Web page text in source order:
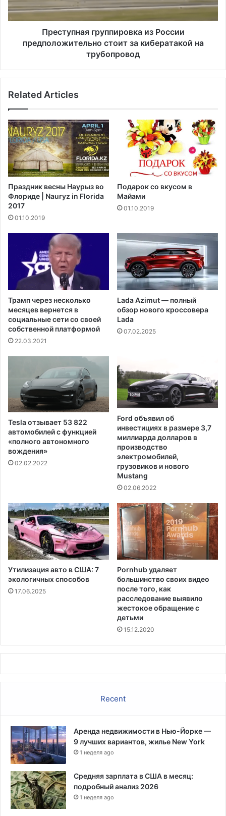
и
к
а
д
и
н
и
с
т
р
а
ц
и
ю
Б
а
т
,
т
а
з
а
с
т
а
в
Н
а
ц
и
о
н
а
л
ь
в
а
д
о
б
и
р
а
т
ь
м
у
н
а
и
в
к
а
и
з
Р
о
с
с
и
и
о
о
ж
и
о
с
т
о
и
т
з
б
е
р
а
т
а
к
о
й
у
б
д
Преступная группировка из России
предположительно стоит за кибератакой на
трубопровод
Related Articles
Праздник весны Наурыз во
Флориде | Nauryz in Florida
2017
01.10.2019
Подарок со вкусом в
Майами
01.10.2019
Трамп через несколько
месяцев вернется в
социальные сети со своей
собственной платформой
22.03.2021
Lada Azimut — полный
обзор нового кроссовера
Lada
07.02.2025
Tesla отзывает 53 822
автомобилей с функцией
«полного автономного
вождения»
02.02.2022
Ford объявил об
инвестициях в размере 3,7
миллиарда долларов в
производство
электромобилей,
грузовиков и нового
Mustang
02.06.2022
Утилизация авто в США: 7
экологичных способов
17.06.2025
Pornhub удаляет
большинство своих видео
после того, как
расследование выявило
жестокое обращение с
детьми
15.12.2020
Recent
Аренда недвижимости в Нью-Йорке —
9 лучших вариантов, жилье New York
1 неделя ago
Средняя зарплата в США в месяц:
подробный анализ 2026
1 неделя ago